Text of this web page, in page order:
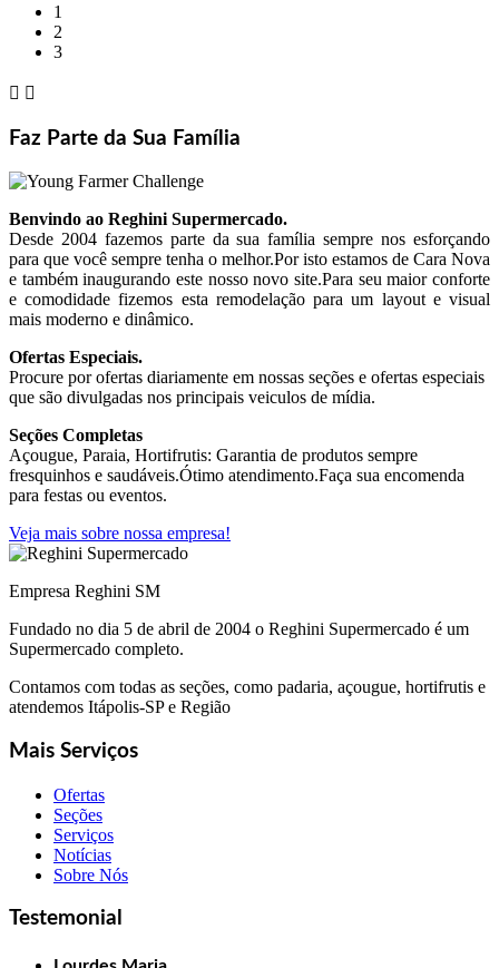
1
2
3
 
Faz Parte da Sua Família
Benvindo ao Reghini Supermercado.
Desde 2004 fazemos parte da sua família sempre nos esforçando
para que você sempre tenha o melhor.Por isto estamos de Cara Nova
e também inaugurando este nosso novo site.Para seu maior conforte
e comodidade fizemos esta remodelação para um layout e visual
mais moderno e dinâmico.
Ofertas Especiais.
Procure por ofertas diariamente em nossas seções e ofertas especiais
que são divulgadas nos principais veiculos de mídia.
Seções Completas
Açougue, Paraia, Hortifrutis: Garantia de produtos sempre
fresquinhos e saudáveis.Ótimo atendimento.Faça sua encomenda
para festas ou eventos.
Veja mais sobre nossa empresa!
Empresa Reghini SM
Fundado no dia 5 de abril de 2004 o Reghini Supermercado é um
Supermercado completo.
Contamos com todas as seções, como padaria, açougue, hortifrutis e
atendemos Itápolis-SP e Região
Mais Serviços
Ofertas
Seções
Serviços
Notícias
Sobre Nós
Testemonial